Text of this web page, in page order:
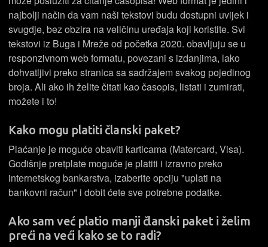
najbolji način da vam naši tekstovi budu dostupni uvijek i
svugdje, bez obzira na veličinu uređaja koji koristite. Svi
tekstovi iz Buga i Mreže od početka 2020. obavljuju se u
responzivnom web formatu, povezani s izdanjima, lako
dohvatljivi preko stranica sa sadržajem svakog pojedinog
broja. Ali ako ih želite čitati kao časopis, listati i zumirati,
možete i to!
Kako mogu platiti članski paket?
Plaćanje je moguće obaviti karticama (Matercard, Visa).
Godišnje pretplate moguće je platiti i izravno preko
internetskog bankarstva, izaberite opciju "uplati na
bankovni račun" i dobit ćete sve potrebne podatke.
Ako sam već platio manji članski paket i želim
preći na veći kako se to radi?